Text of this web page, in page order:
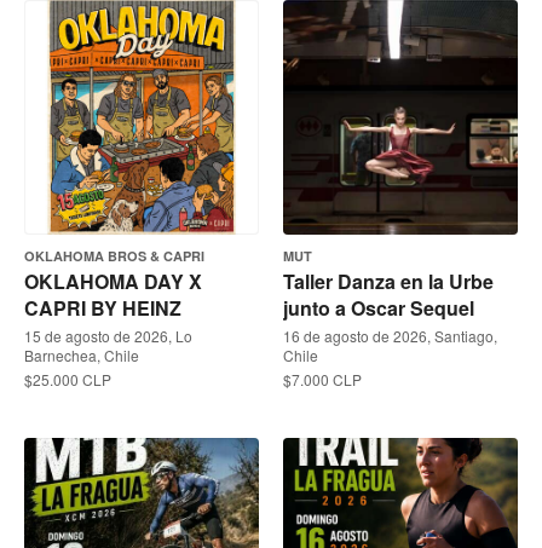
OKLAHOMA BROS & CAPRI
OKLAHOMA DAY X
CAPRI BY HEINZ
15 de agosto de 2026, Lo
Barnechea, Chile
$25.000 CLP
MUT
Taller Danza en la Urbe
junto a Oscar Sequel
16 de agosto de 2026, Santiago,
Chile
$7.000 CLP